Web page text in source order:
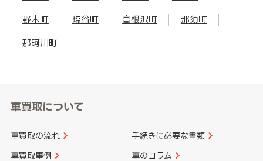
野木町 塩谷町 高根沢町 那須町
那珂川町
車買取について
車買取の流れ 手続きに必要な書類
車買取事例 車のコラム